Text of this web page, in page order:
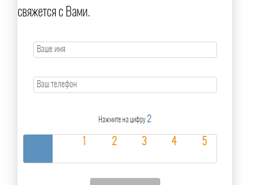
свяжется с Вами.
Нажмите на цифру 2